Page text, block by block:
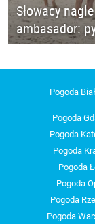
Słowacy
ambasador:
Pogoda
Pogoda
Pogoda
Pogoda
Pogoda
Pogoda
Pogoda
Pogoda